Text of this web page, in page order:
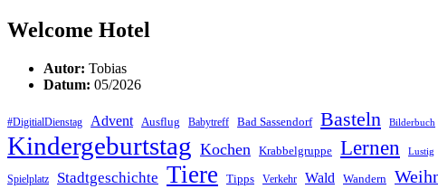
Welcome Hotel
Autor: Tobias
Datum: 05/2026
#DigitialDienstag Advent Ausflug Babytreff Bad Sassendorf Basteln Bilderbuch
Kindergeburtstag Kochen Krabbelgruppe Lernen Lustig
Spielplatz Stadtgeschichte Tiere Tipps Verkehr Wald Wandern